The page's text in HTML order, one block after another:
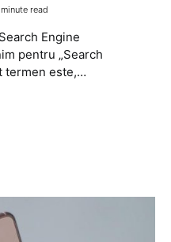
read
Engine
pentru „Search
termen este,…